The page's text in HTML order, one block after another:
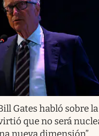
Gates habló sobre
que no será